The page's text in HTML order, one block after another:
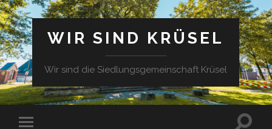
WIR SIND KRÜSEL
Wir sind die Siedlungsgemeinschaft Krüsel